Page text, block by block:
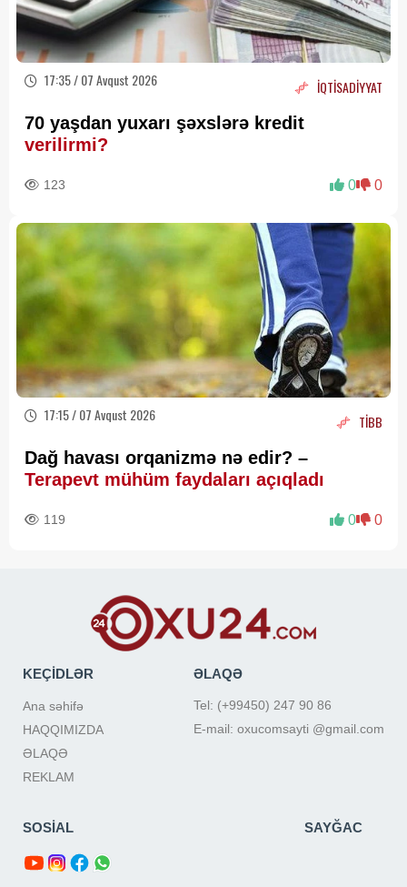
17:35 / 07 Avqust 2026 İQTİSADİYYAT
70 yaşdan yuxarı şəxslərə kredit
verilirmi?
123 0 0
17:15 / 07 Avqust 2026 TİBB
Dağ havası orqanizmə nə edir? –
Terapevt mühüm faydaları açıqladı
119 0 0
KEÇİDLƏR
Ana səhifə
HAQQIMIZDA
ƏLAQƏ
REKLAM
ƏLAQƏ
Tel: (+99450) 247 90 86
E-mail: oxucomsayti @gmail.com
SOSİAL SAYĞAC